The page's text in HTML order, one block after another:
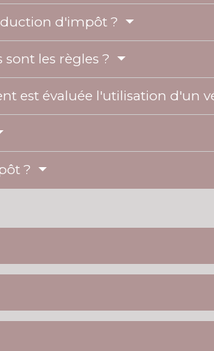
d'impôt ?
sont les règles ?
est évaluée l'utilisation d'un
?